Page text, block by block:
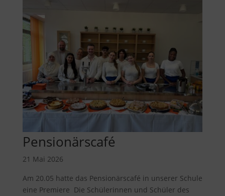
Pensionärscafé
21 Mai 2026
​Am 20.05 hatte das Pensionärscafé in unserer Schule
eine Premiere Die Schülerinnen und Schüler des